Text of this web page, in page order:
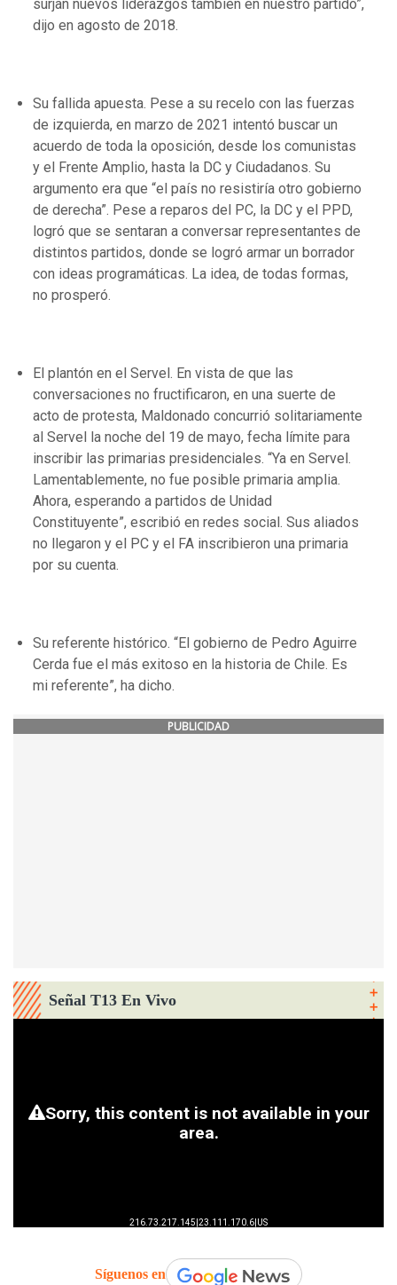
surjan nuevos liderazgos también en nuestro partido”,
dijo en agosto de 2018.
Su fallida apuesta. Pese a su recelo con las fuerzas
de izquierda, en marzo de 2021 intentó buscar un
acuerdo de toda la oposición, desde los comunistas
y el Frente Amplio, hasta la DC y Ciudadanos. Su
argumento era que “el país no resistiría otro gobierno
de derecha”. Pese a reparos del PC, la DC y el PPD,
logró que se sentaran a conversar representantes de
distintos partidos, donde se logró armar un borrador
con ideas programáticas. La idea, de todas formas,
no prosperó.
El plantón en el Servel. En vista de que las
conversaciones no fructificaron, en una suerte de
acto de protesta, Maldonado concurrió solitariamente
al Servel la noche del 19 de mayo, fecha límite para
inscribir las primarias presidenciales. “Ya en Servel.
Lamentablemente, no fue posible primaria amplia.
Ahora, esperando a partidos de Unidad
Constituyente”, escribió en redes social. Sus aliados
no llegaron y el PC y el FA inscribieron una primaria
por su cuenta.
Su referente histórico. “El gobierno de Pedro Aguirre
Cerda fue el más exitoso en la historia de Chile. Es
mi referente”, ha dicho.
PUBLICIDAD
Señal T13 En Vivo
Síguenos en